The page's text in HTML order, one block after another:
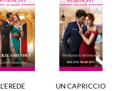
L'EREDE
UN CAPRICCIO